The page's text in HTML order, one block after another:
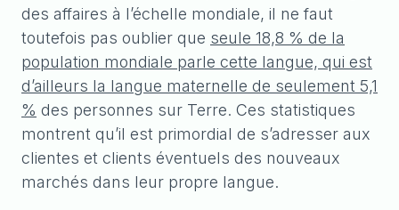
des affaires à l’échelle mondiale, il ne faut
toutefois pas oublier que seule 18,8 % de la
population mondiale parle cette langue, qui est
d’ailleurs la langue maternelle de seulement 5,1
% des personnes sur Terre. Ces statistiques
montrent qu’il est primordial de s’adresser aux
clientes et clients éventuels des nouveaux
marchés dans leur propre langue.